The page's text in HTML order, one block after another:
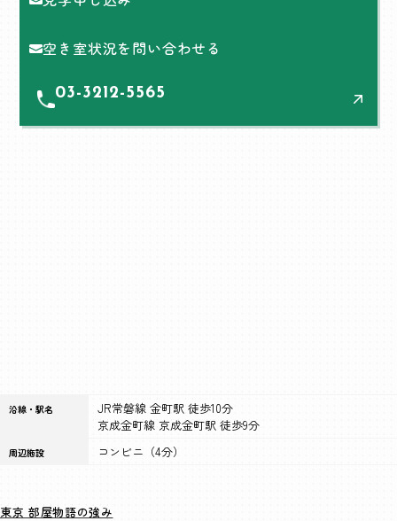
空き室状況を問い合わせる
03-3212-5565
沿線・駅名
JR常磐線 金町駅 徒歩10分
京成金町線 京成金町駅 徒歩9分
周辺施設 コンビニ（4分）
東京 部屋物語の強み